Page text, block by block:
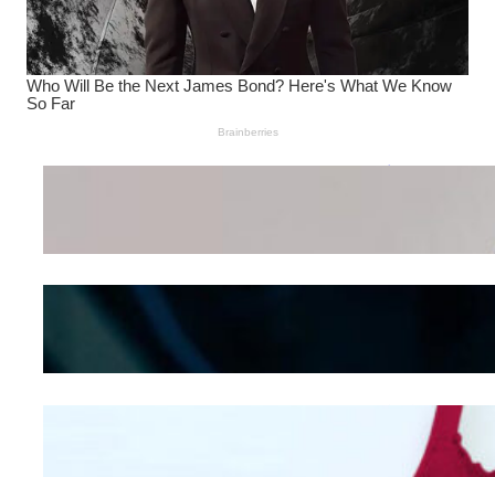
Wanita Pamer Pakaian
Kepribadian
Mengintip Kepribadian
Wanita Dari Warna Bra